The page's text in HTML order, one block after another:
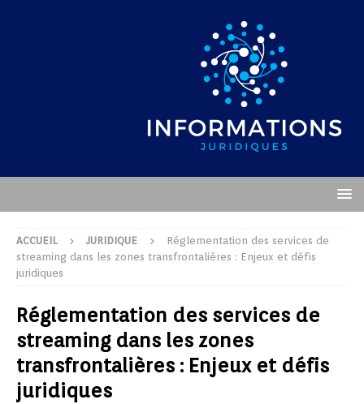
ACCUEIL JURIDIQUE
Réglementation des services de
streaming dans les zones transfrontalières : Enjeux et défis
juridiques
Réglementation des services de
streaming dans les zones
transfrontalières : Enjeux et défis
juridiques